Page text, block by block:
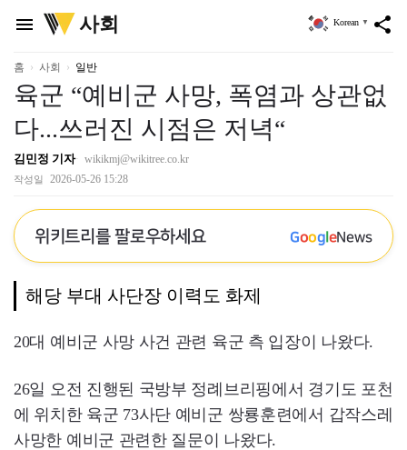
menu
위
키
리
사회 share
Korean ▼
홈 사회 일반
육군 “예비군 사망, 폭염과 상관없
다...쓰러진 시점은 저녁“
김민정 기자 wikikmj@wikitree.co.kr
작성일 2026-05-26 15:28
위키트리를 팔로우하세요 GoogleNews
해당 부대 사단장 이력도 화제
20대 예비군 사망 사건 관련 육군 측 입장이 나왔다.
26일 오전 진행된 국방부 정례브리핑에서 경기도 포천
에 위치한 육군 73사단 예비군 쌍룡훈련에서 갑작스레
사망한 예비군 관련한 질문이 나왔다.